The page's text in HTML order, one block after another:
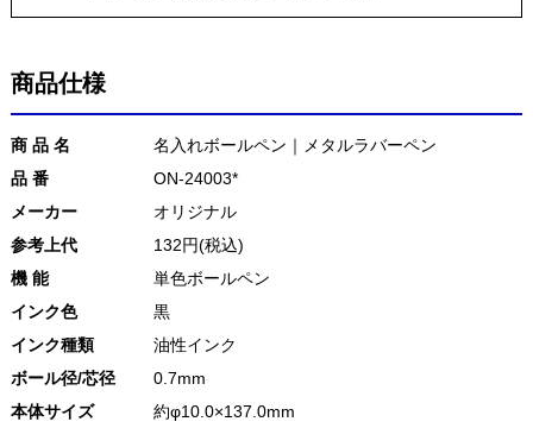
商品仕様
商 品 名
名入れボールペン｜メタルラバーペン
品 番
ON-24003*
メーカー
オリジナル
参考上代
132円(税込)
機 能
単色ボールペン
インク色
黒
インク種類
油性インク
ボール径/芯径
0.7mm
本体サイズ
約φ10.0×137.0mm